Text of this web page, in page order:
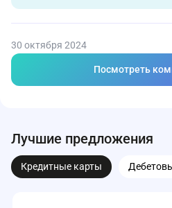
30 октября 2024
Посмотреть
Лучшие предложения
Кредитные карты